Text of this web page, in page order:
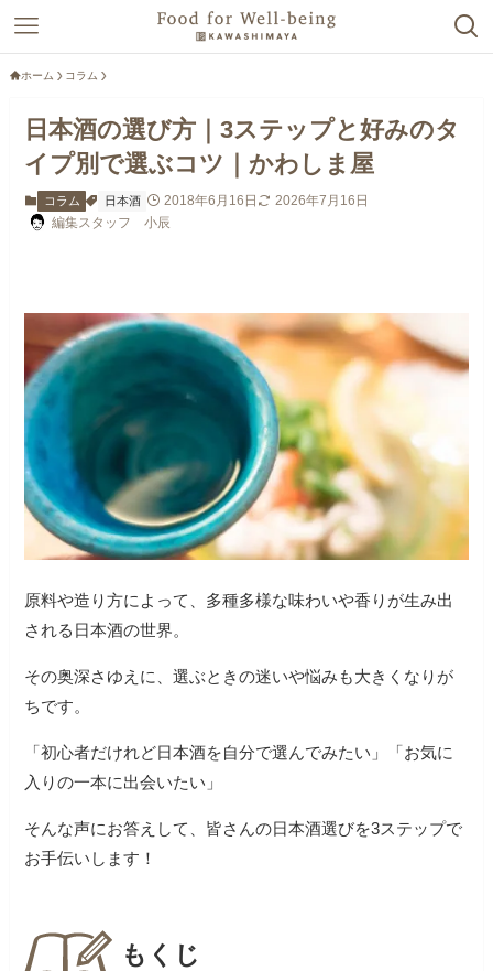
ホーム コラム
日本酒の選び方｜3ステップと好みのタ
イプ別で選ぶコツ｜かわしま屋
コラム 日本酒 2018年6月16日
2026年7月16日
編集スタッフ 小辰
原料や造り方によって、多種多様な味わいや香りが生み出
される日本酒の世界。
その奥深さゆえに、選ぶときの迷いや悩みも大きくなりが
ちです。
「初心者だけれど日本酒を自分で選んでみたい」「お気に
入りの一本に出会いたい」
そんな声にお答えして、皆さんの日本酒選びを3ステップで
お手伝いします！
もくじ